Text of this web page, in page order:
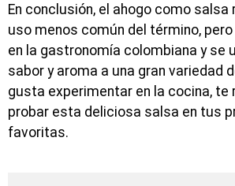
En conclusión, el ahogo como salsa
uso menos común del término,
en la gastronomía colombiana y se
sabor y aroma a una gran variedad
gusta experimentar en la cocina, te
probar esta deliciosa salsa en tus
favoritas.